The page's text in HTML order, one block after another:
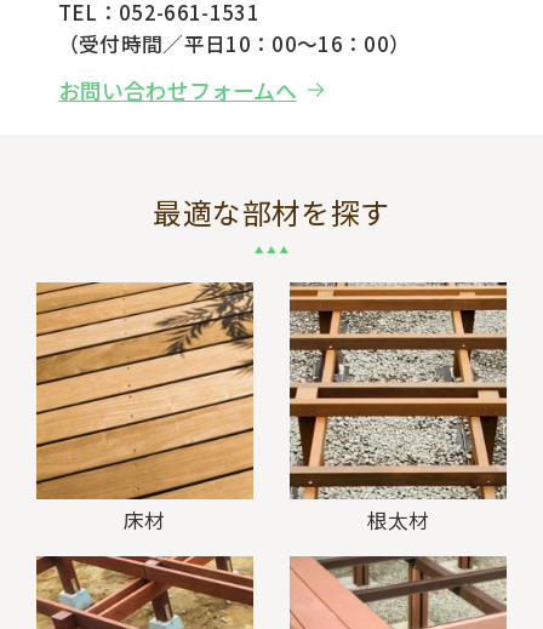
TEL：052-661-1531
（受付時間／平日10：00～16：00）
お問い合わせフォームへ
最適な部材を探す
床材 根太材